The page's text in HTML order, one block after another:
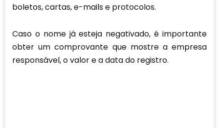
boletos, cartas, e-mails e protocolos.
Caso o nome já esteja negativado, é importante
obter um comprovante que mostre a empresa
responsável, o valor e a data do registro.